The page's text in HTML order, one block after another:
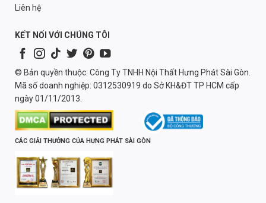
Liên hệ
KẾT NỐI VỚI CHÚNG TÔI
© Bản quyền thuộc: Công Ty TNHH Nội Thất Hưng Phát Sài Gòn.
Mã số doanh nghiệp: 0312530919 do Sở KH&ĐT TP HCM cấp
ngày 01/11/2013.
CÁC GIẢI THƯỞNG CỦA HƯNG PHÁT SÀI GÒN